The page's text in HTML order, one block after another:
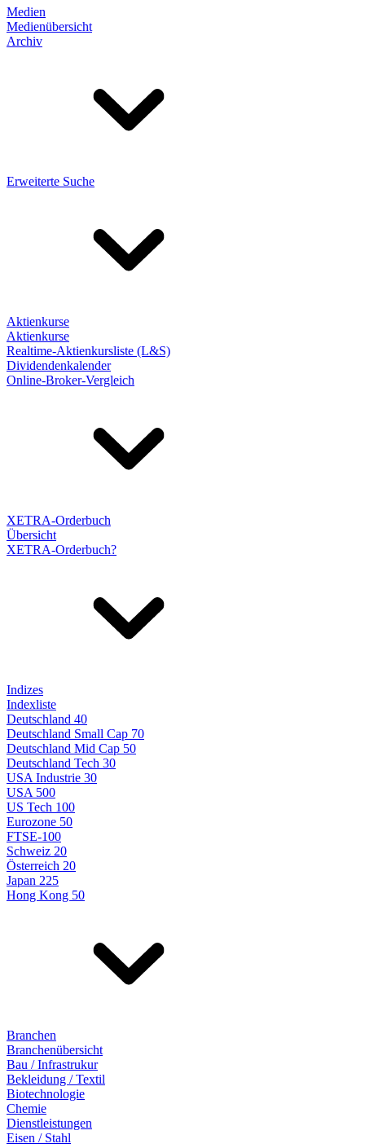
Medien
Medienübersicht
Archiv
Erweiterte Suche
Aktienkurse
Aktienkurse
Realtime-Aktienkursliste (L&S)
Dividendenkalender
Online-Broker-Vergleich
XETRA-Orderbuch
Übersicht
XETRA-Orderbuch?
Indizes
Indexliste
Deutschland 40
Deutschland Small Cap 70
Deutschland Mid Cap 50
Deutschland Tech 30
USA Industrie 30
USA 500
US Tech 100
Eurozone 50
FTSE-100
Schweiz 20
Österreich 20
Japan 225
Hong Kong 50
Branchen
Branchenübersicht
Bau / Infrastrukur
Bekleidung / Textil
Biotechnologie
Chemie
Dienstleistungen
Eisen / Stahl